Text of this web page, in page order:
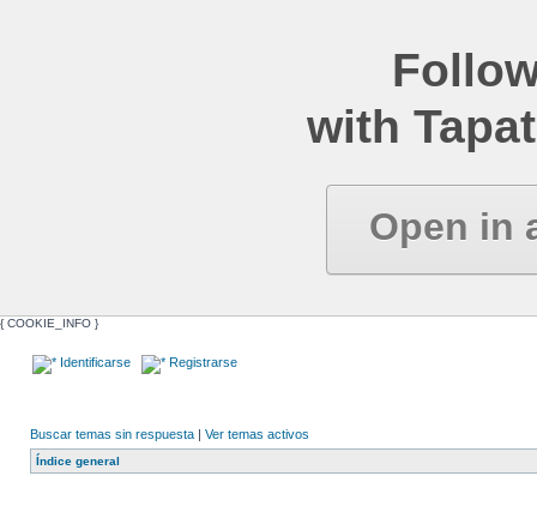
with
Open in
{ COOKIE_INFO }
Identificarse Registrarse
Buscar temas sin respuesta | Ver temas activos
Índice general